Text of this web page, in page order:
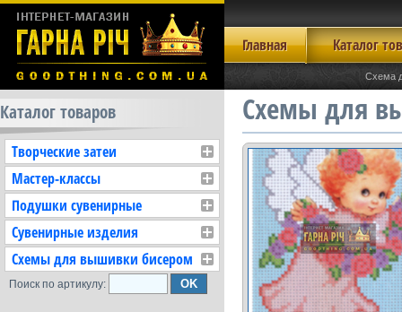
Главная Каталог
Схема
Каталог товаров
Творческие затеи
Мастер-классы
Подушки сувенирные
Сувенирные изделия
Схемы для вышивки бисером
Поиск по артикулу:
Схемы для